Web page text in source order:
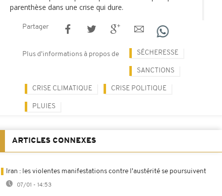
parenthèse dans une crise qui dure.
Partager
Plus d'informations à propos de SÉCHERESSE
SANCTIONS
CRISE CLIMATIQUE CRISE POLITIQUE
PLUIES
ARTICLES CONNEXES
Iran : les violentes manifestations contre l'austérité se poursuivent
07/01 - 14:53